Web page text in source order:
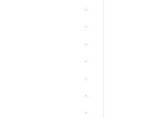
-
-
-
-
-
-
-